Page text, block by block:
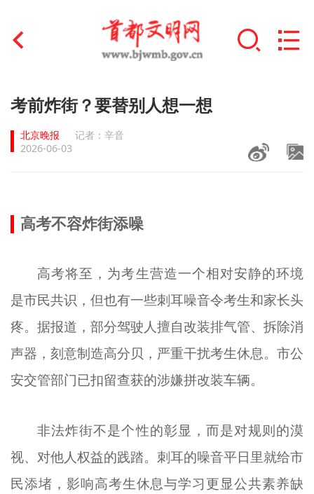
首页
文明创建
未成年人思想道德建设
榜样人物
+
身边好人
文明评论
北京宣传文化引导基金
专题
资料库
+
考前炸街？要替别人想一想
北京晚报
记者：辛音
2026-06-03
高考不容炸街添噪
高考将至，为考生营造一个相对安静的环境
是市民共识，但也有一些刺耳噪音令考生和家长头
疼。据报道，部分驾驶人擅自改装排气管、拆除消
声器，刻意制造高分贝，严重干扰考生休息。市公
安交管部门已扣留查获的涉嫌拼改装车辆。
非法炸街不是个性的彰显，而是对规则的漠
视、对他人权益的践踏。刺耳的噪音平日里就给市
民添堵，影响高考生休息与学习更显公共素养缺